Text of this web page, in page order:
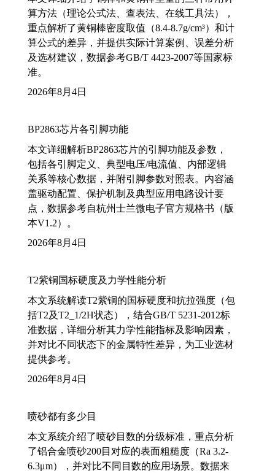
算方法（理论公式法、查表法、在线工具法），
重点解析了黄铜棒密度取值（8.4-8.7g/cm³）和计
算公式的差异，并提供实际计算案例、误差分析
及选材建议，数据参考GB/T 4423-2007等国家标
准。
2026年8月4日
BP2863芯片各引脚功能
本文详细解析BP2863芯片的引脚功能及参数，
包括各引脚定义、典型电压/电流值、内部逻辑
关系等核心数据，并附引脚参数对照表。内容涵
盖驱动配置、保护机制及典型应用电路设计要
点，数据参考自杭州士兰微电子官方规格书（版
本V1.2）。
2026年8月4日
T2紫铜国标硬度及力学性能分析
本文系统解读T2紫铜的国标硬度和抗拉强度（包
括T2及T2_1/2H状态），结合GB/T 5231-2012标
准数据，详细分析其力学性能指标及影响因素，
并对比不同状态下的金属特性差异，为工业选材
提供参考。
2026年8月4日
喷砂都有多少目
本文系统介绍了喷砂目数的分级标准，重点分析
了铝合金喷砂200目对应的表面粗糙度（Ra 3.2-
6.3μm），并对比不同目数的应用场景。数据来